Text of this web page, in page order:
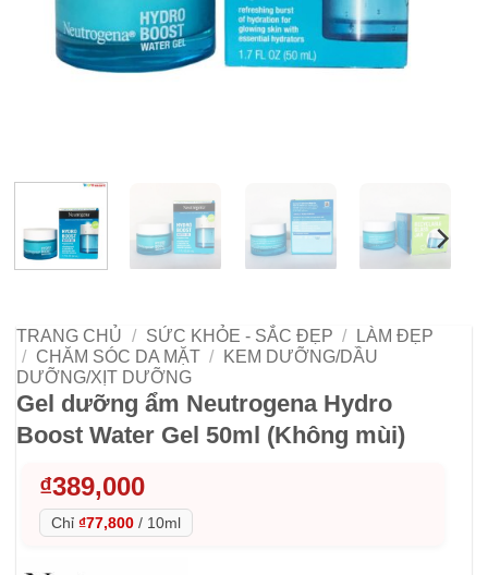
TRANG CHỦ / SỨC KHỎE - SẮC ĐẸP /
LÀM ĐẸP
/
CHĂM SÓC DA MẶT /
KEM DƯỠNG/DẦU
DƯỠNG/XỊT DƯỠNG
Gel dưỡng ẩm Neutrogena Hydro
Boost Water Gel 50ml (Không mùi)
₫389,000
Chỉ ₫77,800 / 10ml